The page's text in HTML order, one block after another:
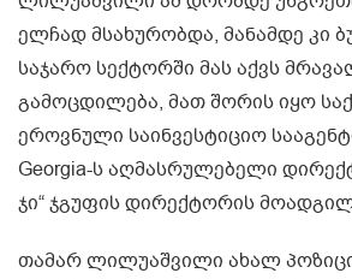
ელჩად მსახურობდა, მანამდე კი
საჯარო სექტორში მას აქვს
გამოცდილება, მათ შორის იყო
ეროვნული საინვესტიციო
Georgia-ს აღმასრულებელი
ჯი“ ჯგუფის დირექტორის
თამარ ლილუაშვილი ახალ